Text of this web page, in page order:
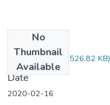
No
Thumbnail
Available
FULLTEXT01.pdf (526.82 KB)
Date
2020-02-16